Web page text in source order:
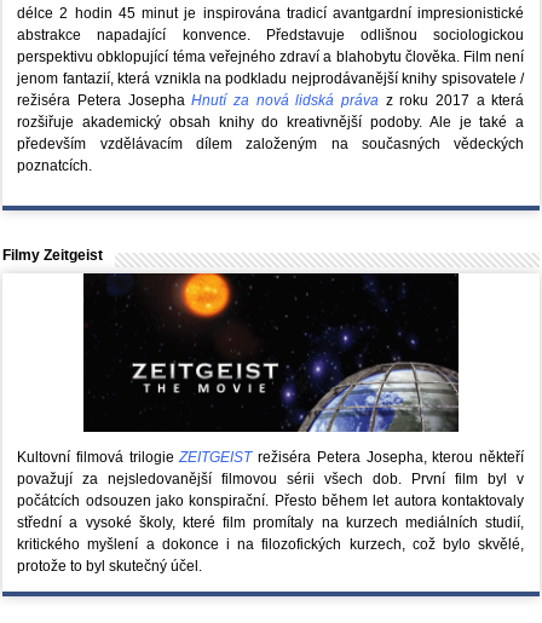
délce 2 hodin 45 minut je inspirována tradicí avantgardní impresionistické
abstrakce napadající konvence. Představuje odlišnou sociologickou
perspektivu obklopující téma veřejného zdraví a blahobytu člověka. Film není
jenom fantazií, která vznikla na podkladu nejprodávanější knihy spisovatele /
režiséra Petera JosephaHnutí za nová lidská právaz roku 2017 a která
rozšiřuje akademický obsah knihy do kreativnější podoby. Ale je také a
především vzdělávacím dílem založeným na současných vědeckých
poznatcích.
Filmy Zeitgeist
Kultovní filmová trilogieZEITGEISTrežiséra Petera Josepha, kterou někteří
považují za nejsledovanější filmovou sérii všech dob. První film byl v
počátcích odsouzen jako konspirační. Přesto během let autora kontaktovaly
střední a vysoké školy, které film promítaly na kurzech mediálních studií,
kritického myšlení a dokonce i na filozofických kurzech, což bylo skvělé,
protože to byl skutečný účel.